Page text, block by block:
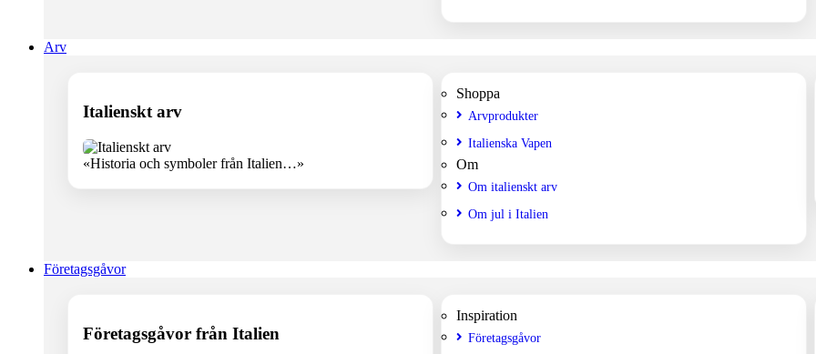
Arv
Italienskt arv
«Historia och symboler från Italien…»
Shoppa
Arvprodukter
Italienska Vapen
Om
Om italienskt arv
Om jul i Italien
Företagsgåvor
Företagsgåvor från Italien
Inspiration
Företagsgåvor